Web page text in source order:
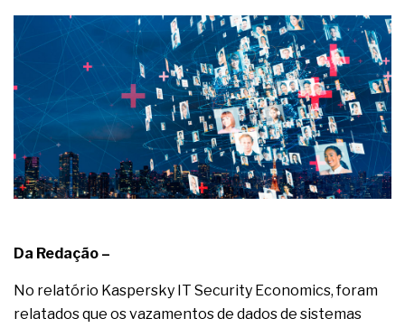
Da Redação –
No relatório Kaspersky IT Security Economics, foram
relatados que os vazamentos de dados de sistemas